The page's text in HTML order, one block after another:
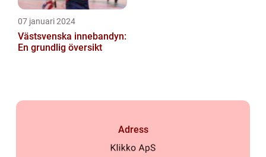
07 januari 2024
Västsvenska innebandyn:
En grundlig översikt
Adress